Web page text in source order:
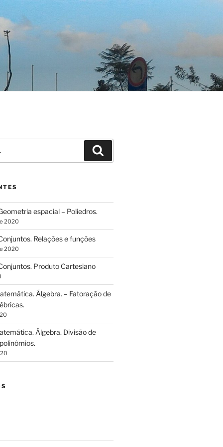
espacial – Poliedros.
2020
Relações e funções
2020
Produto Cartesiano
Álgebra. – Fatoração de
Álgebra. Divisão de